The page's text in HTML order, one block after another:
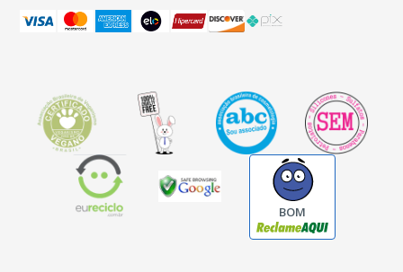
BOM